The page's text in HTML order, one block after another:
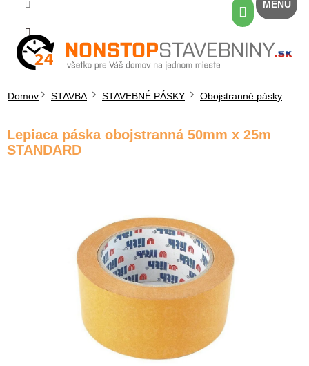
obsah
Nákupný
košík
Domov STAVBA STAVEBNÉ PÁSKY Obojstranné pásky
Lepiaca páska obojstranná 50mm x 25m
STANDARD